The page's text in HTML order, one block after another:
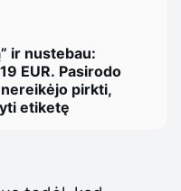
ir nustebau:
EUR. Pasirodo
pirkti,
etiketę